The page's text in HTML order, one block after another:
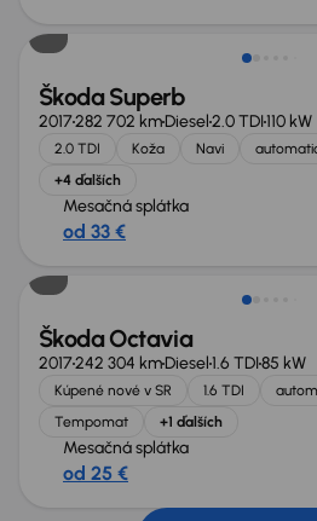
Zlacnené o 800 €
Škoda Superb
2017282 702 kmDiesel2.0 TDI110 kW
2.0 TDI Koža Navi
+4 ďalších
Mesačná splátka
od 33 €
Škoda Octavia
2017242 304 kmDiesel1.6 TDI85 kW
Kúpené nové v SR 1.6 TDI
Tempomat
+1 ďalších
Mesačná splátka
od 25 €